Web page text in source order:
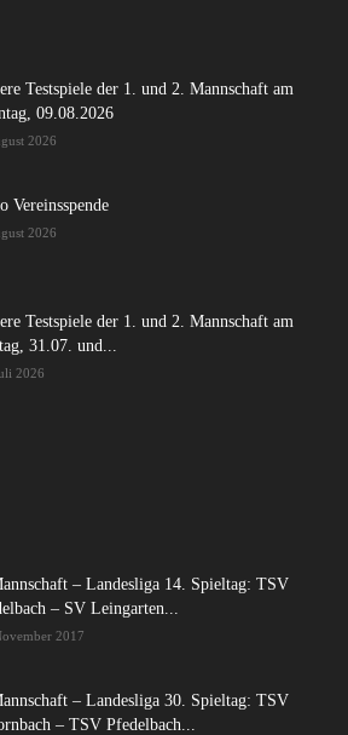
Testspiele der 1. und 2. Mannschaft am
09.08.2026
2026
Vereinsspende
2026
Testspiele der 1. und 2. Mannschaft am
31.07. und...
2026
– Landesliga 14. Spieltag: TSV
– SV Leingarten...
2017
– Landesliga 30. Spieltag: TSV
– TSV Pfedelbach...